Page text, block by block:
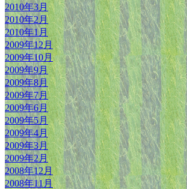
2010年3月
2010年2月
2010年1月
2009年12月
2009年10月
2009年9月
2009年8月
2009年7月
2009年6月
2009年5月
2009年4月
2009年3月
2009年2月
2008年12月
2008年11月